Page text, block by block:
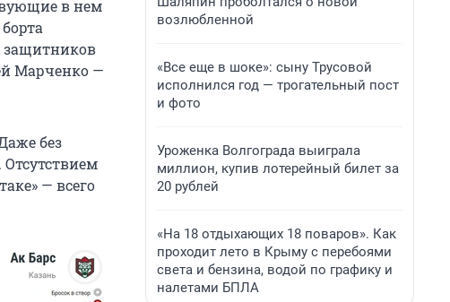
в нем
защитников
Марченко —
без
— всего
возлюбленной
«Все еще в шоке»: сыну Трусовой
исполнился год — трогательный пост
и фото
Уроженка Волгограда выиграла
миллион, купив лотерейный билет за
20 рублей
«На 18 отдыхающих 18 поваров». Как
проходит лето в Крыму с перебоями
света и бензина, водой по графику и
налетами БПЛА